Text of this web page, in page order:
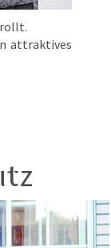
attraktives